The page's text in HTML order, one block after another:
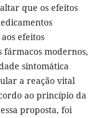
que os efeitos
efeitos
fármacos modernos,
sintomática
a reação vital
ao princípio da
proposta, foi